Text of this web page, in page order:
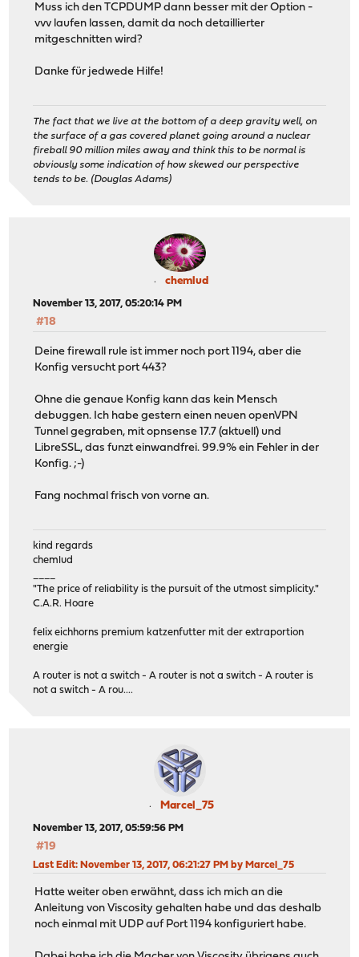
Muss ich den TCPDUMP dann besser mit der Option -
vvv laufen lassen, damit da noch detaillierter
mitgeschnitten wird?
Danke für jedwede Hilfe!
The fact that we live at the bottom of a deep gravity well, on
the surface of a gas covered planet going around a nuclear
fireball 90 million miles away and think this to be normal is
obviously some indication of how skewed our perspective
tends to be. (Douglas Adams)
chemlud
November 13, 2017, 05:20:14 PM
#18
Deine firewall rule ist immer noch port 1194, aber die
Konfig versucht port 443?
Ohne die genaue Konfig kann das kein Mensch
debuggen. Ich habe gestern einen neuen openVPN
Tunnel gegraben, mit opnsense 17.7 (aktuell) und
LibreSSL, das funzt einwandfrei. 99.9% ein Fehler in der
Konfig. ;-)
Fang nochmal frisch von vorne an.
kind regards
chemlud
"The price of reliability is the pursuit of the utmost simplicity."
C.A.R. Hoare
felix eichhorns premium katzenfutter mit der extraportion
energie
A router is not a switch - A router is not a switch - A router is
not a switch - A rou....
Marcel_75
November 13, 2017, 05:59:56 PM
#19
Last Edit: November 13, 2017, 06:21:27 PM by Marcel_75
Hatte weiter oben erwähnt, dass ich mich an die
Anleitung von Viscosity gehalten habe und das deshalb
noch einmal mit UDP auf Port 1194 konfiguriert habe.